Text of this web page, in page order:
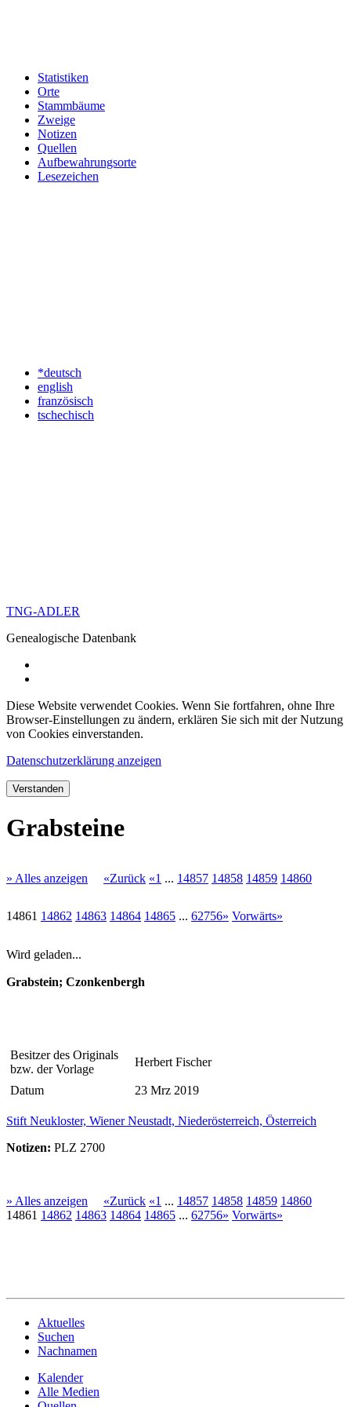
Statistiken
Orte
Stammbäume
Zweige
Notizen
Quellen
Aufbewahrungsorte
Lesezeichen
*deutsch
english
französisch
tschechisch
TNG-ADLER
Genealogische Datenbank
Diese Website verwendet Cookies. Wenn Sie fortfahren, ohne Ihre
Browser-Einstellungen zu ändern, erklären Sie sich mit der Nutzung
von Cookies einverstanden.
Datenschutzerklärung anzeigen
Verstanden
Grabsteine
» Alles anzeigen «Zurück «1 ... 14857 14858 14859 14860
14861 14862 14863 14864 14865 ... 62756» Vorwärts»
Wird geladen...
Grabstein; Czonkenbergh
Besitzer des Originals
bzw. der Vorlage
Herbert Fischer
Datum 23 Mrz 2019
Stift Neukloster, Wiener Neustadt, Niederösterreich, Österreich
Notizen: PLZ 2700
» Alles anzeigen «Zurück «1 ... 14857 14858 14859 14860
14861 14862 14863 14864 14865 ... 62756» Vorwärts»
Aktuelles
Suchen
Nachnamen
Kalender
Alle Medien